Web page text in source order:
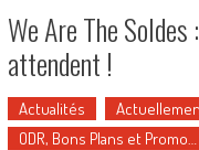
We Are The
attendent !
Actualités
ODR, Bons Plans et Promo…